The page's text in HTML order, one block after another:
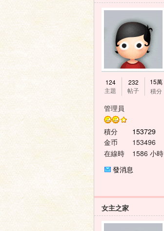
124
主題
232
帖子
15萬
積分
管理員
積分
153729
金币
153496
在線時
1586 小時
發消息
女主之家